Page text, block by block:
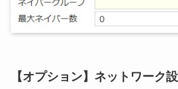
【オプション】ネットワーク